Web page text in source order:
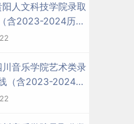
人文科技学院录取
含2023-2024历
音乐学院艺术类录
（含2023-2024历